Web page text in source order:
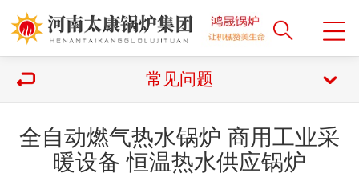
常见问题
全自动燃气热水锅炉 商用工业采
暖设备 恒温热水供应锅炉